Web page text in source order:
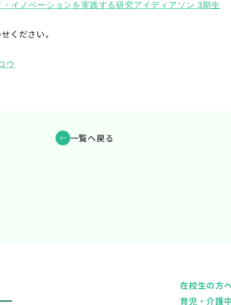
・イノベーションを実践する研究アイディアソン 3期生
ください。
ウ
一覧へ戻る
在校生の方
育児・介護